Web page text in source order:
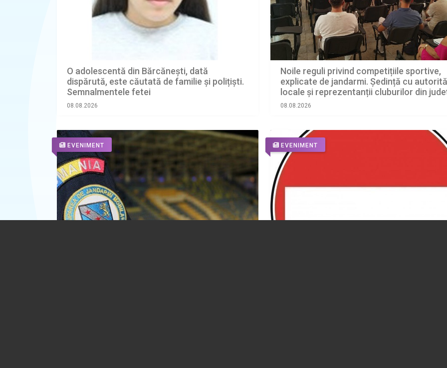
O adolescentă din Bărcănești, dată
dispărută, este căutată de familie și polițiști.
Semnalmentele fetei
08.08.2026
Noile reguli privind competițiile sportive,
explicate de jandarmi. Ședință cu
locale și reprezentanții cluburilor din
08.08.2026
EVENIMENT EVENIMENT